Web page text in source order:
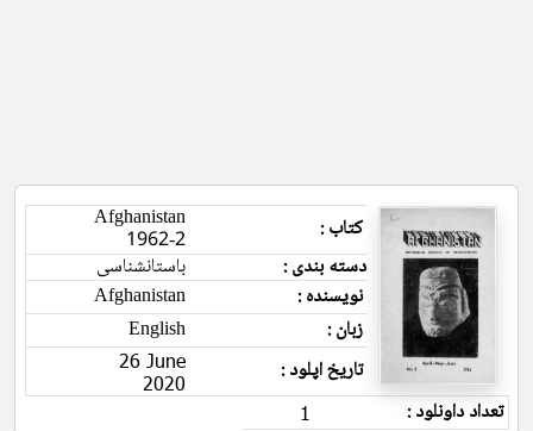
کتاب : Afghanistan
1962-2
دسته بندی :
باستانشناسی
نویسنده :
Afghanistan
زبان :
English
تاریخ اپلود :
26 June
2020
تعداد داونلود : 1